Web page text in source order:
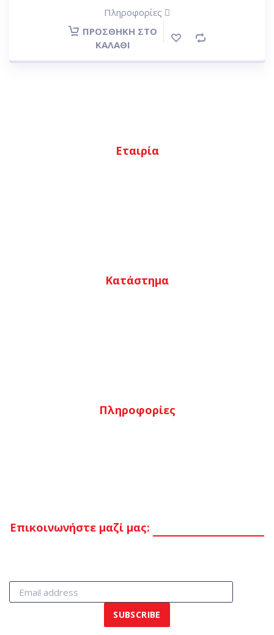
Πληροφορίες
ΠΡΟΣΘΉΚΗ ΣΤΟ
ΚΑΛΆΘΙ
Εταιρία
Κατάστημα
Πληροφορίες
Επικοινωνήστε μαζί μας: